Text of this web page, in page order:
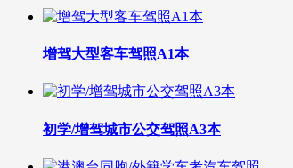
增驾大型客车驾照A1本
初学/增驾城市公交驾照A3本